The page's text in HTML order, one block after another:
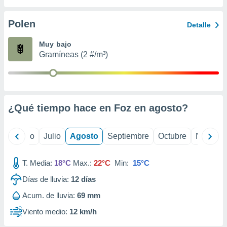
e
mediante
publicidad
publicidad
1199
Polen Detalle
Muy bajo
Gramíneas (2 #/m³)
¿Qué tiempo hace en Foz en agosto?
Junio Julio Agosto Septiembre Octubre
T. Media: 18°C Max.: 22°C Min: 15°C
Días de lluvia: 12 días
Acum. de lluvia: 69 mm
Viento medio: 12 km/h